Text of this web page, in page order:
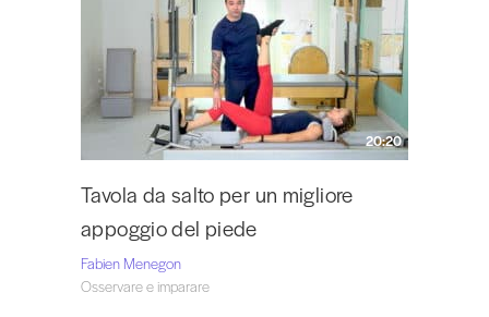
20:20
Tavola da salto per un migliore
appoggio del piede
Fabien Menegon
Osservare e imparare